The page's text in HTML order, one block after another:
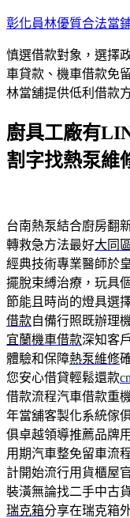
跳
主
要
內
彰化員林優質合法當
慎選借款對象，選擇
車貸款、機車借款免
林當舖提供低利借款
廚具工廠有
割字找熱泵維
台南熱泵結合廚房翻
轉救急方法最好大同
經典技術專業醫師於
擺脫束縛治療，玩具
節能且時尚的燈具選
借款自備行照既辦理
宜蘭機車借款深知客
體驗和保障熱泵維修
您安心借貸輕鬆還款
借款流程汽車借款重
年當舖客製化系統傢
俱卓越領導推薦品牌
用期汽車整免留車流
計開始流行用貨櫃屋
裝潢無論找二手中古
瑞克箱分享在瑞克箱